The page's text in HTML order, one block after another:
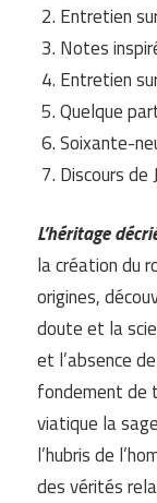
Entretien
Notes
Entretien
Quelque
Soixante-
Discours de
L’héritage
la création du
origines,
doute et la
et l’absence
fondement de
viatique la
l’hubris de
des vérités